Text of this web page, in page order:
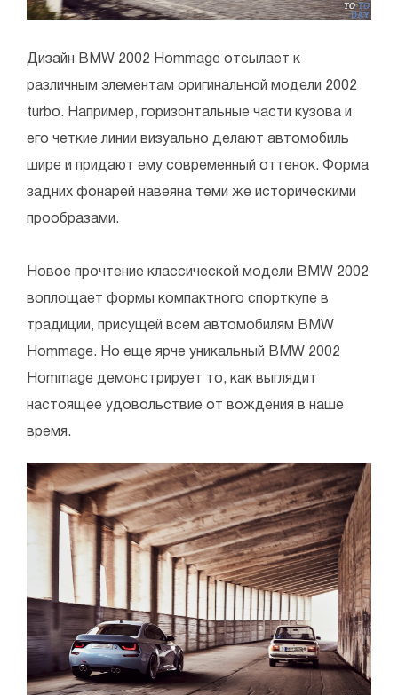
Дизайн BMW 2002 Hommage отсылает к
различным элементам оригинальной модели 2002
turbo. Например, горизонтальные части кузова и
его четкие линии визуально делают автомобиль
шире и придают ему современный оттенок. Форма
задних фонарей навеяна теми же историческими
прообразами.
Новое прочтение классической модели BMW 2002
воплощает формы компактного спорткупе в
традиции, присущей всем автомобилям BMW
Hommage. Но еще ярче уникальный BMW 2002
Hommage демонстрирует то, как выглядит
настоящее удовольствие от вождения в наше
время.